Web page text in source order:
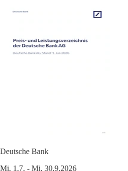
Deutsche Bank
Mi. 1.7. - Mi. 30.9.2026